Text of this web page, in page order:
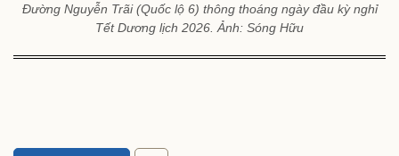
Đường Nguyễn Trãi (Quốc lộ 6) thông thoáng ngày đầu kỳ nghỉ
Tết Dương lịch 2026. Ảnh: Sóng Hữu